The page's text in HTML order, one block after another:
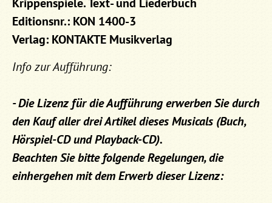
Editionsnr.: KON 1400-3
Verlag: KONTAKTE Musikverlag
Info zur Aufführung:
- Die Lizenz für die Aufführung erwerben Sie durch
den Kauf aller drei Artikel dieses Musicals (Buch,
Hörspiel-CD und Playback-CD).
Beachten Sie bitte folgende Regelungen, die
einhergehen mit dem Erwerb dieser Lizenz: